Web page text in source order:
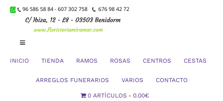
Toggle
INICIO TIENDA RAMOS ROSAS CENTROS CESTAS
ARREGLOS FUNERARIOS VARIOS CONTACTO
0 ARTÍCULOS 0.00€